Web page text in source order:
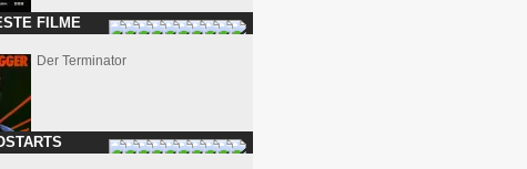
FILME
Der Terminator